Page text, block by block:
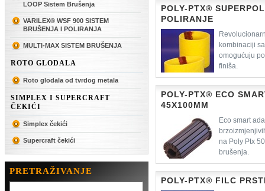
LOOP Sistem Brušenja
VARILEX® WSF 900 SISTEM
BRUŠENJA I POLIRANJA
MULTI-MAX SISTEM BRUŠENJA
ROTO GLODALA
Roto glodala od tvrdog metala
SIMPLEX I SUPERCRAFT
ČEKIĆI
Simplex čekići
Supercraft čekići
PRETRAŽIVANJE
POLY-PTX®
POLIRANJE
kombinaciji
omogućuju
finiša.
POLY-PTX® ECO
45X100MM
Eco smart
na Poly Ptx
brušenja.
POLY-PTX® FILC